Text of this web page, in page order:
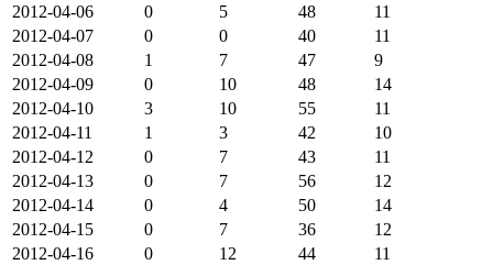
2012-04-06
0 5 48
11
2012-04-07
0 0 40
11
2012-04-08
1 7 47
9
2012-04-09
0 10 48
14
2012-04-10
3 10 55
11
2012-04-11
1 3 42
10
2012-04-12
0 7 43
11
2012-04-13
0 7 56
12
2012-04-14
0 4 50
14
2012-04-15
0 7 36
12
2012-04-16
0 12 44
11